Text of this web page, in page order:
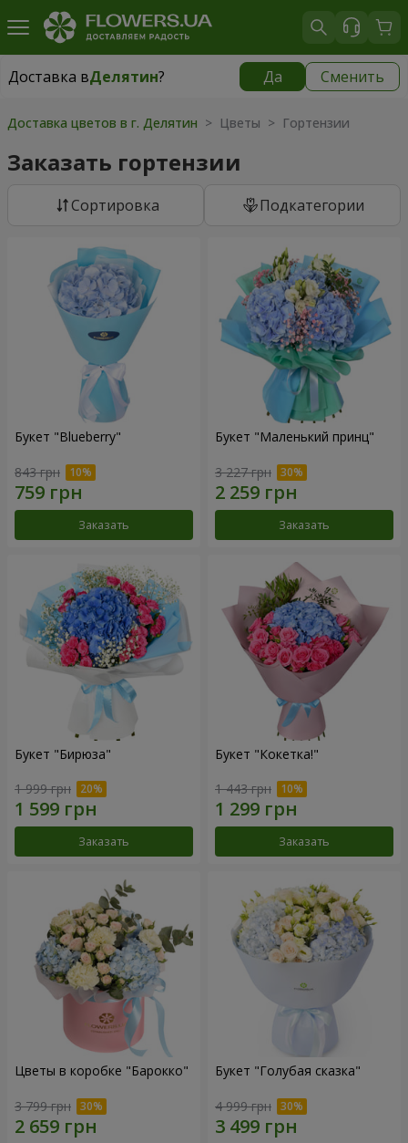
Доставка вДелятин? Да Сменить
Доставка вДелятин|
Доставка цветов в г. Делятин > Цветы > Гортензии
Заказать гортензии
Cортировка Подкатегории
Букет "Blueberry"
843 грн
Заказать
Букет "Маленький принц"
3 227 грн
Заказать
Букет "Бирюза"
1 999 грн
Заказать
Букет "Кокетка!"
1 443 грн
Заказать
Цветы в коробке "Барокко"
3 799 грн
Букет "Голубая сказка"
4 999 грн